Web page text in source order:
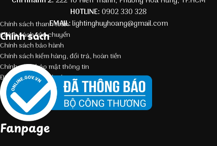
HOTLINE: 0902 330 328
EMAIL:lightinghuyhoang@gmail.com
Chính sách
Chính sách thanh toán
Chính sách vận chuyển
Chính sách bảo hành
Chính sách kiểm hàng, đổi trả, hoàn tiền
Chính sách bảo mật thông tin
Điều kiện giao dịch chung
Fanpage